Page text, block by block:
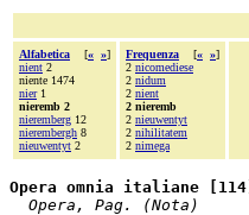
Alfabetica [« »]
nient 2
niente 1474
nier1
nieremb 2
nieremberg 12
nierembergh 8
nieuwentyt 2
Frequenza [« »]
2 nicomediese
2 nidum
2 nient
2 nieremb
2 nieuwentyt
2 nihilitatem
2 nimega
Opera omnia italiane [114]
Opera, Pag. (Nota)